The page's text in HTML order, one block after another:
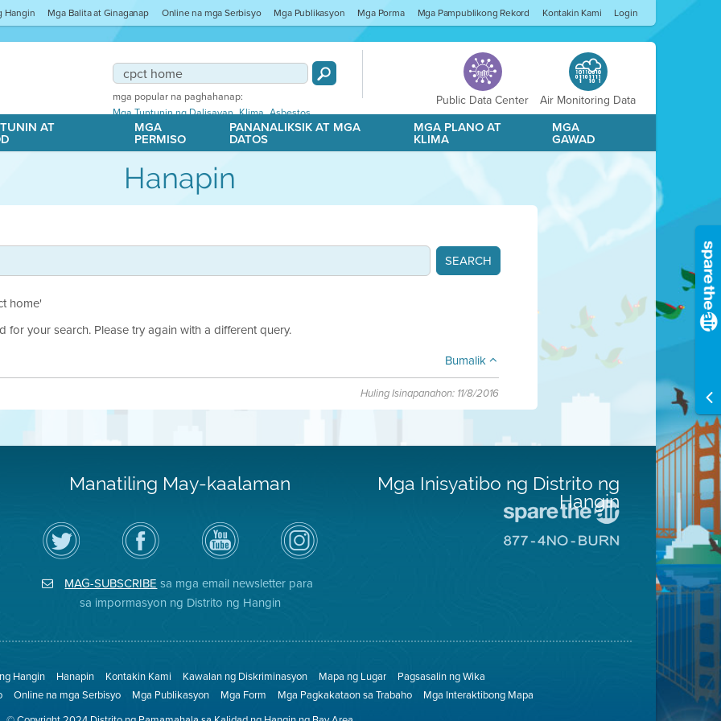
Hangin Mga Balita at Ginaganap Online na mga Serbisyo Mga Publikasyon Mga Porma Mga Pampublikong Rekord Kontakin Kami Login
mga popular na paghahanap:
Mga Tuntunin ng Dalisayan,Klima,Asbestos
Public Data Center Air Monitoring Data
AT MGA
PERMISO
PANANALIKSIK AT MGA
DATOS
MGA PLANO AT
KLIMA
MGA
GAWAD
Hanapin
home'
for your search. Please try again with a different query.
Bumalik
Huling Isinapanahon: 11/8/2016
Manatiling May-kaalaman
I-
follow
ang
Air
sa
Bisitahin
ang
Page
sa
ng
Channel
sa
YouTube
ng
District
Air
District
on
Instagram
MAG-SUBSCRIBEsa mga email newsletter para
sa impormasyon ng Distrito ng Hangin
Mga Inisyatibo ng Distrito ng
Hangin
Pumunta
sa
Pumunta
Pagsunog
Hangin Hanapin Kontakin Kami Kawalan ng Diskriminasyon Mapa ng Lugar
Pagsasalin ng Wika
Online na mga Serbisyo Mga Publikasyon Mga Form Mga Pagkakataon sa Trabaho
Mga Interaktibong Mapa